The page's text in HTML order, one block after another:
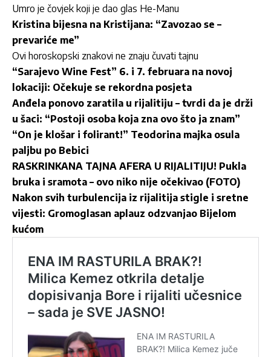
Umro je čovjek koji je dao glas He-Manu
Kristina bijesna na Kristijana: “Zavozao se –
prevariće me”
Ovi horoskopski znakovi ne znaju čuvati tajnu
“Sarajevo Wine Fest” 6. i 7. februara na novoj
lokaciji: Očekuje se rekordna posjeta
Anđela ponovo zaratila u rijalitiju – tvrdi da je drži
u šaci: “Postoji osoba koja zna ovo što ja znam”
“On je klošar i folirant!” Teodorina majka osula
paljbu po Bebici
RASKRINKANA TAJNA AFERA U RIJALITIJU! Pukla
bruka i sramota – ovo niko nije očekivao (FOTO)
Nakon svih turbulencija iz rijalitija stigle i sretne
vijesti: Gromoglasan aplauz odzvanjao Bijelom
kućom